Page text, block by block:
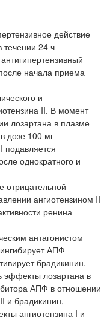
действие
течении 24 ч
начала приема
и
II. В момент
лозартана в плазме
дозе 100 мг
подавляется
однократного и
отрицательной
ангиотензином II
ренина
антагонистом
АПФ
брадикинин.
эффекты лозартана в
АПФ в отношении
и брадикинин,
ангиотензина I и